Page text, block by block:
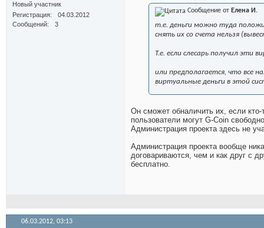
Новый участник
Регистрация
04.03.2012
Сообщений
3
Сообщение от Елена И.
т.е. деньги можно туда
снять их со счета нельзя
Т.е. если слесарь получил эти
или предполагается, что все
виртуальные деньги в этой
Он сможет обналичить их, если кто-
пользователи могут G-Coin
Администрация проекта здесь не
Администрация проекта вообще
договариваются, чем и как друг с
бесплатно.
06.03.2012, 03:13